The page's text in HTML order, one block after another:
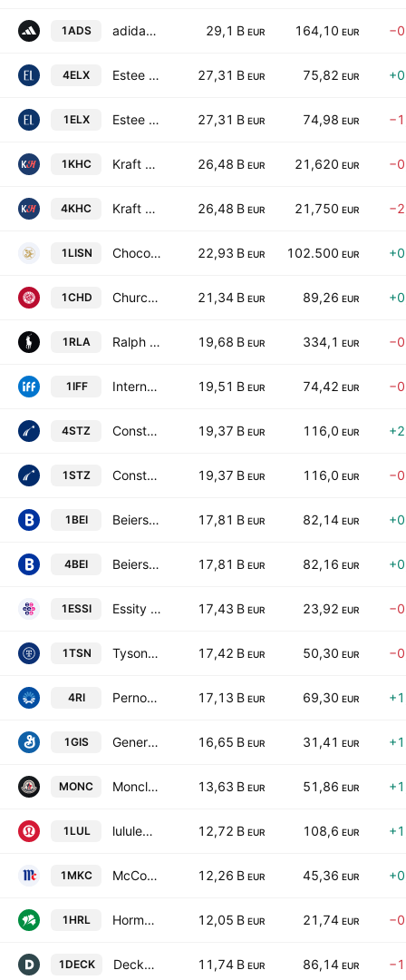
1ADS adidas AG 29,1 B EUR 164,10 EUR
4ELX Estee Lauder Companies Inc. Class A 27,31 B EUR 75,82 EUR
1ELX Estee Lauder Companies Inc. Class A 27,31 B EUR 74,98 EUR
1KHC Kraft Heinz Company 26,48 B EUR 21,620 EUR
4KHC Kraft Heinz Company 26,48 B EUR 21,750 EUR
1LISN Chocoladefabriken Lindt & Spruengli AG 22,93 B EUR 102.500 EUR
1CHD Church & Dwight Co., Inc. 21,34 B EUR 89,26 EUR
1RLA Ralph Lauren Corporation Class A 19,68 B EUR 334,1 EUR
1IFF International Flavors & Fragrances Inc. 19,51 B EUR 74,42 EUR
4STZ Constellation Brands, Inc. Class A 19,37 B EUR 116,0 EUR
1STZ Constellation Brands, Inc. Class A 19,37 B EUR 116,0 EUR
1BEI Beiersdorf AG 17,81 B EUR 82,14 EUR
4BEI Beiersdorf AG 17,81 B EUR 82,16 EUR
1ESSI Essity AB Class B 17,43 B EUR 23,92 EUR
1TSN Tyson Foods, Inc. Class A 17,42 B EUR 50,30 EUR
4RI Pernod Ricard SA 17,13 B EUR 69,30 EUR
1GIS General Mills, Inc. 16,65 B EUR 31,41 EUR
MONC Moncler SpA 13,63 B EUR 51,86 EUR
1LUL lululemon athletica inc. 12,72 B EUR 108,6 EUR
1MKC McCormick & Company, Incorporated 12,26 B EUR 45,36 EUR
1HRL Hormel Foods Corporation 12,05 B EUR 21,74 EUR
1DECK Deckers Outdoor Corporation 11,74 B EUR 86,14 EUR